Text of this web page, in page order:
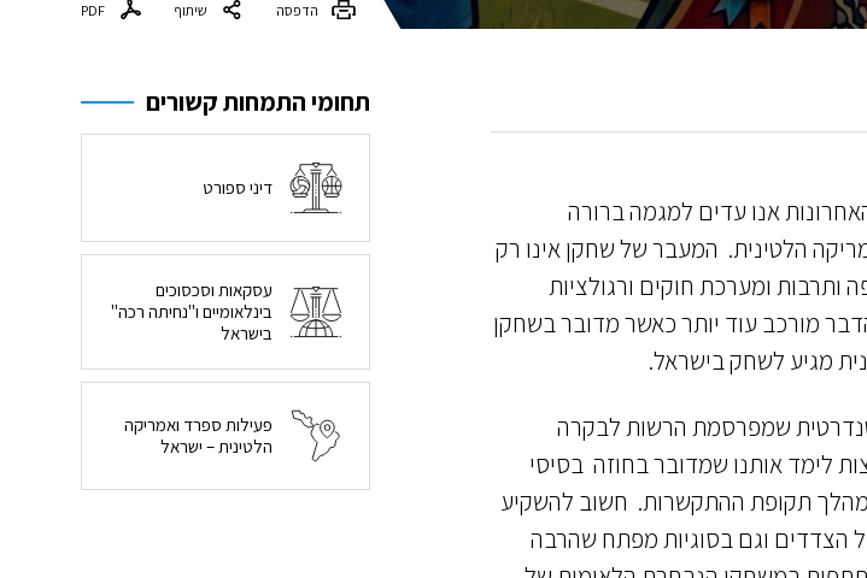
הדפסה שיתוף PDF
אנו עדים למגמה ברורה
הלטינית. המעבר של שחקן אינו רק
ומערכת חוקים ורגולציות
מורכב עוד יותר כאשר מדובר בשחקן
מגיע לשחק בישראל.
שמפרסמת הרשות לבקרה
לימד אותנו שמדובר בחוזה בסיסי
במהלך תקופת ההתקשרות. חשוב להשקיע
הצדדים וגם בסוגיות מפתח שהרבה
תחומי התמחות קשורים
דיני ספורט
עסקאות וסכסוכים
בינלאומיים ו"נחיתה רכה"
בישראל
פעילות ספרד ואמריקה
הלטינית – ישראל